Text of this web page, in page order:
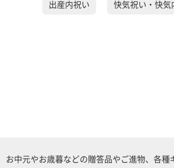
出産内祝い 快気祝い・快気
お中元やお歳暮などの贈答品やご進物、各